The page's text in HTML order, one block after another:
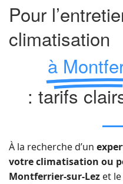
Pour
climatisation
à
: tarifs
À la recherche d’un
votre climatisation ou
Montferrier-sur-Lez et